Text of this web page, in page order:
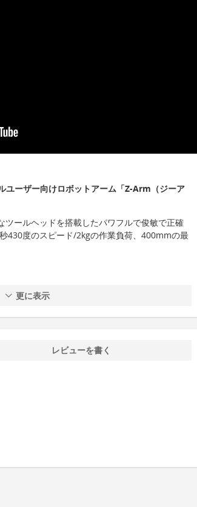
ユーザー向けロボットアーム「Z-Arm（ジーア
ールヘッドを搭載したパワフルで俊敏で正確
430度のスピード/2kgの作業負荷、400mmの最
更に表示
レビューを書く